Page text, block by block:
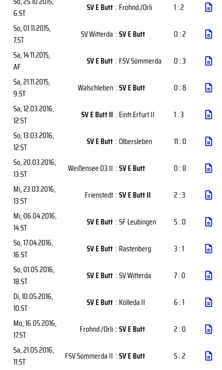
6.ST
SV E Butt : Frohnd./Orli
1 : 2
So, 01.11.2015,
7.ST
SV Witterda :SV E Butt
0 : 2
Sa, 14.11.2015,
AF
SV E Butt : FSV Sömmerda
0 : 3
Sa, 21.11.2015,
9.ST
Walschleben :SV E Butt
0 : 8
Sa, 12.03.2016,
12.ST
SV E Butt II : Eintr.Erfurt II
1 : 3
So, 13.03.2016,
12.ST
SV E Butt :Olbersleben
11 : 0
So, 20.03.2016,
13.ST
Weißensee 03 II :SV E Butt
0 : 8
Mi, 23.03.2016,
13.ST
Frienstedt :SV E Butt II
2 : 3
Mi, 06.04.2016,
14.ST
SV E Butt :SF Leubingen
5 : 0
So, 17.04.2016,
16.ST
SV E Butt : Rastenberg
3 : 1
So, 01.05.2016,
18.ST
SV E Butt :SV Witterda
7 : 0
Di, 10.05.2016,
10.ST
SV E Butt : Kölleda II
6 : 1
Mo, 16.05.2016,
17.ST
Frohnd./Orli :SV E Butt
2 : 0
Sa, 21.05.2016,
11.ST
FSV Sömmerda II :SV E Butt
5 : 2